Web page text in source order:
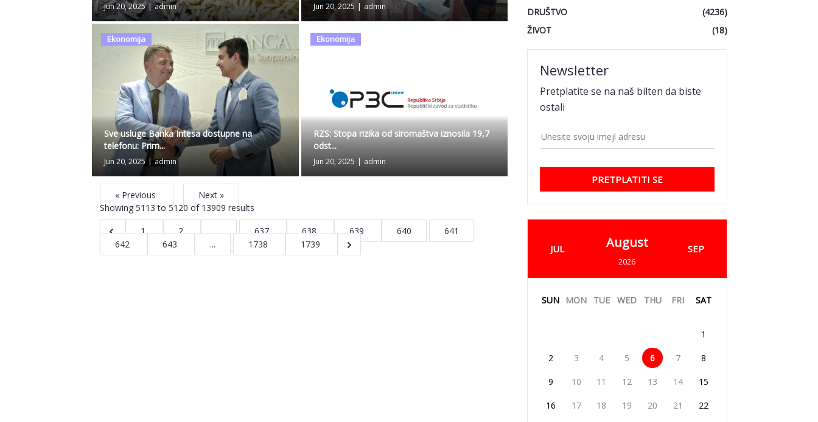
Jun 20, 2025 | admin Jun 20, 2025 | admin
Ekonomija
Sve usluge Banka Intesa dostupne na
telefonu: Prim...
Jun 20, 2025 | admin
Ekonomija
RZS: Stopa rizika od siromaštva iznosila 19,7
odst...
Jun 20, 2025 | admin
« Previous
Next »
Showing5113to5120of13909results
1
2 ... 637 638 639 640
641
642
643 ... 1738 1739
DRUŠTVO
(4236)
ŽIVOT
(18)
Newsletter
Pretplatite se na naš bilten da biste
ostali
PRETPLATITI SE
JUL August
2026
SEP
SUN MON TUE WED THU FRI SAT
1
2 3 4 5 6 7 8
9 10 11 12 13 14 15
16 17 18 19 20 21 22